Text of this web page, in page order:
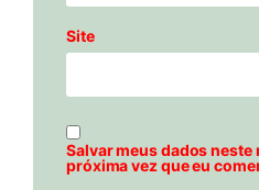
Site
Salvar meus dados neste
próxima vez que eu